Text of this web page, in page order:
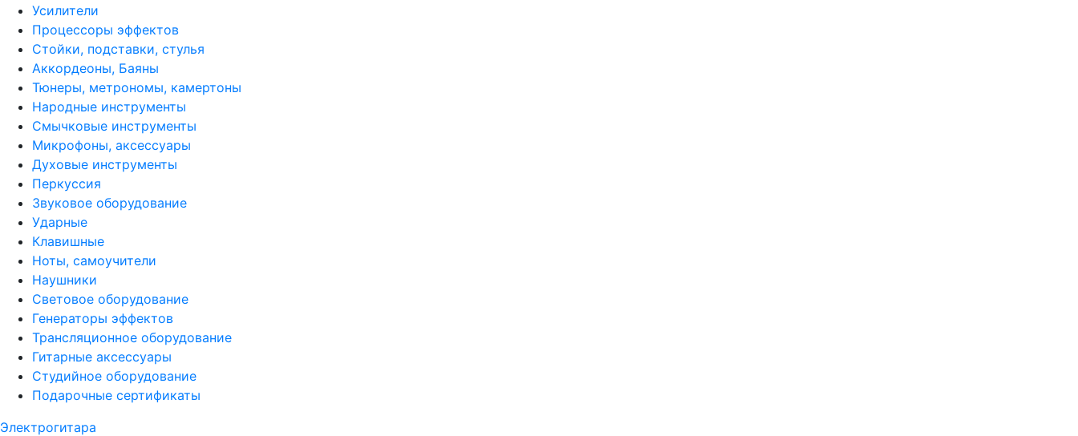
Усилители
Процессоры эффектов
Стойки, подставки, стулья
Аккордеоны, Баяны
Тюнеры, метрономы, камертоны
Народные инструменты
Смычковые инструменты
Микрофоны, аксессуары
Духовые инструменты
Перкуссия
Звуковое оборудование
Ударные
Клавишные
Ноты, самоучители
Наушники
Световое оборудование
Генераторы эффектов
Трансляционное оборудование
Гитарные аксессуары
Студийное оборудование
Подарочные сертификаты
Электрогитара